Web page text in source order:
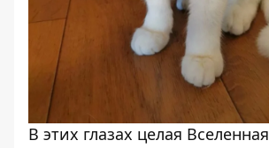
В этих глазах целая Вселенная